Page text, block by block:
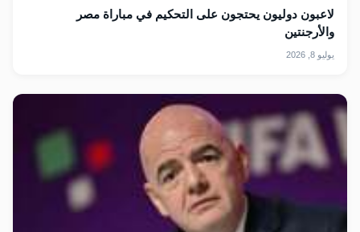
لاعبون دوليون يحتجون على التحكيم في مباراة ‎مصر
والأرجنتين
يوليو 8, 2026